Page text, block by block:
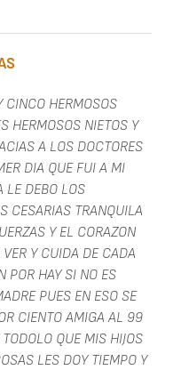
CINCO HERMOSOS
HERMOSOS NIETOS Y
A LOS DOCTORES
DIA QUE FUI A MI
LE DEBO LOS
CESARIAS TRANQUILA
Y EL CORAZON
Y CUIDA DE CADA
POR HAY SI NO ES
PUES EN ESO SE
CIENTO AMIGA AL 99
QUE MIS HIJOS
LES DOY TIEMPO Y